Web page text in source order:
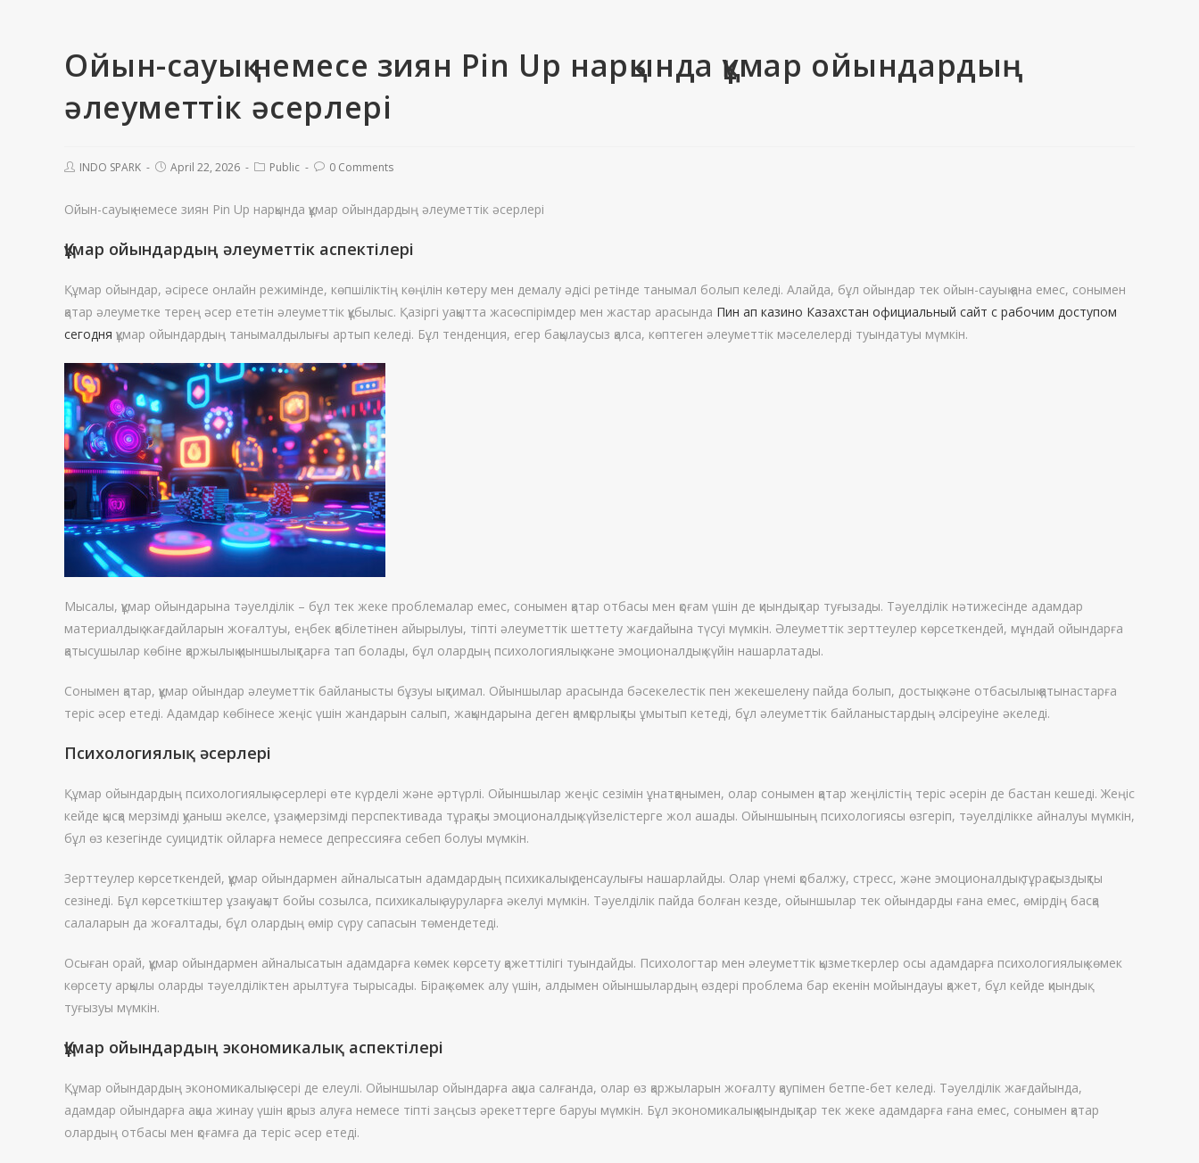
Ойын-сауық немесе зиян Pin Up нарқында құмар ойындардың
әлеуметтік әсерлері
INDO SPARK April 22, 2026 Public 0 Comments
Ойын-сауық немесе зиян Pin Up нарқында құмар ойындардың әлеуметтік әсерлері
Құмар ойындардың әлеуметтік аспектілері
Құмар ойындар, әсіресе онлайн режимінде, көпшіліктің көңілін көтеру мен демалу әдісі ретінде танымал болып келеді. Алайда, бұл ойындар тек ойын-сауық қана емес, сонымен
қатар әлеуметке терең әсер ететін әлеуметтік құбылыс. Қазіргі уақытта жасөспірімдер мен жастар арасында Пин ап казино Казахстан официальный сайт с рабочим доступом
сегодня құмар ойындардың танымалдылығы артып келеді. Бұл тенденция, егер бақылаусыз қалса, көптеген әлеуметтік мәселелерді туындатуы мүмкін.
Мысалы, құмар ойындарына тәуелділік – бұл тек жеке проблемалар емес, сонымен қатар отбасы мен қоғам үшін де қиындықтар туғызады. Тәуелділік нәтижесінде адамдар
материалдық жағдайларын жоғалтуы, еңбек қабілетінен айырылуы, тіпті әлеуметтік шеттету жағдайына түсуі мүмкін. Әлеуметтік зерттеулер көрсеткендей, мұндай ойындарға
қатысушылар көбіне қаржылық қиыншылықтарға тап болады, бұл олардың психологиялық және эмоционалдық күйін нашарлатады.
Сонымен қатар, құмар ойындар әлеуметтік байланысты бұзуы ықтимал. Ойыншылар арасында бәсекелестік пен жекешелену пайда болып, достық және отбасылық қатынастарға
теріс әсер етеді. Адамдар көбінесе жеңіс үшін жандарын салып, жақындарына деген қамқорлықты ұмытып кетеді, бұл әлеуметтік байланыстардың әлсіреуіне әкеледі.
Психологиялық әсерлері
Құмар ойындардың психологиялық әсерлері өте күрделі және әртүрлі. Ойыншылар жеңіс сезімін ұнатқанымен, олар сонымен қатар жеңілістің теріс әсерін де бастан кешеді. Жеңіс
кейде қысқа мерзімді қуаныш әкелсе, ұзақ мерзімді перспективада тұрақты эмоционалдық күйзелістерге жол ашады. Ойыншының психологиясы өзгеріп, тәуелділікке айналуы мүмкін,
бұл өз кезегінде суицидтік ойларға немесе депрессияға себеп болуы мүмкін.
Зерттеулер көрсеткендей, құмар ойындармен айналысатын адамдардың психикалық денсаулығы нашарлайды. Олар үнемі қобалжу, стресс, және эмоционалдық тұрақсыздықты
сезінеді. Бұл көрсеткіштер ұзақ уақыт бойы созылса, психикалық ауруларға әкелуі мүмкін. Тәуелділік пайда болған кезде, ойыншылар тек ойындарды ғана емес, өмірдің басқа
салаларын да жоғалтады, бұл олардың өмір сүру сапасын төмендетеді.
Осыған орай, құмар ойындармен айналысатын адамдарға көмек көрсету қажеттілігі туындайды. Психологтар мен әлеуметтік қызметкерлер осы адамдарға психологиялық көмек
көрсету арқылы оларды тәуелділіктен арылтуға тырысады. Бірақ көмек алу үшін, алдымен ойыншылардың өздері проблема бар екенін мойындауы қажет, бұл кейде қиындық
туғызуы мүмкін.
Құмар ойындардың экономикалық аспектілері
Құмар ойындардың экономикалық әсері де елеулі. Ойыншылар ойындарға ақша салғанда, олар өз қаржыларын жоғалту қаупімен бетпе-бет келеді. Тәуелділік жағдайында,
адамдар ойындарға ақша жинау үшін қарыз алуға немесе тіпті заңсыз әрекеттерге баруы мүмкін. Бұл экономикалық қиындықтар тек жеке адамдарға ғана емес, сонымен қатар
олардың отбасы мен қоғамға да теріс әсер етеді.